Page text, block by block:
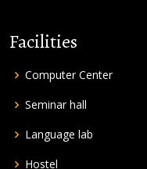
Facilities
Computer Center
Seminar hall
Language lab
Hostel